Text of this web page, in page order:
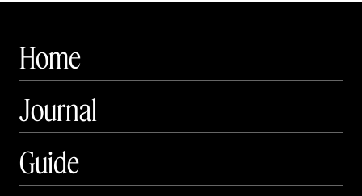
Home
Journal
Guide